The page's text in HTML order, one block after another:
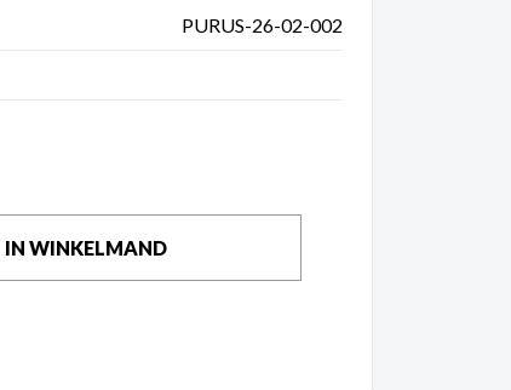
PURUS-26-02-002
IN WINKELMAND